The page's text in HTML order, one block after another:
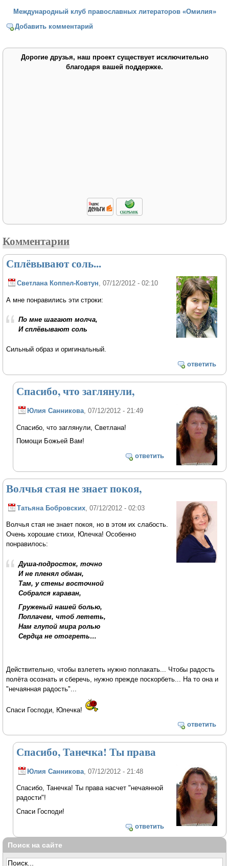
Международный клуб православных литераторов «Омилия»
Добавить комментарий
Дорогие друзья, наш проект существует исключительно
благодаря вашей поддержке.
Комментарии
Сплёвывают соль...
Светлана Коппел-Ковтун, 07/12/2012 - 02:10
А мне понравились эти строки:
По мне шагают молча,
И сплёвывают соль
Сильный образ и оригинальный.
ответить
Спасибо, что заглянули,
Юлия Санникова , 07/12/2012 - 21:49
Спасибо, что заглянули, Светлана!
Помощи Божьей Вам!
ответить
Волчья стая не знает покоя,
Татьяна Бобровских , 07/12/2012 - 02:03
Волчья стая не знает покоя, но в этом их слабость.
Очень хорошие стихи, Юлечка! Особенно
понравилось:
Душа-подросток, точно
И не пленял обман,
Там, у стены восточной
Собрался караван,
Груженый нашей болью,
Поплачем, чтоб лететь,
Нам глупой мира ролью
Сердца не отогреть…
Действительно, чтобы взлететь нужно поплакать... Чтобы радость
полёта осознать и сберечь, нужно прежде поскорбеть... На то она и
"нечаянная радость"...
Спаси Господи, Юлечка!
ответить
Спасибо, Танечка! Ты права
Юлия Санникова , 07/12/2012 - 21:48
Спасибо, Танечка! Ты права насчет "нечаянной
радости"!
Спаси Господи!
ответить
Поиск на сайте